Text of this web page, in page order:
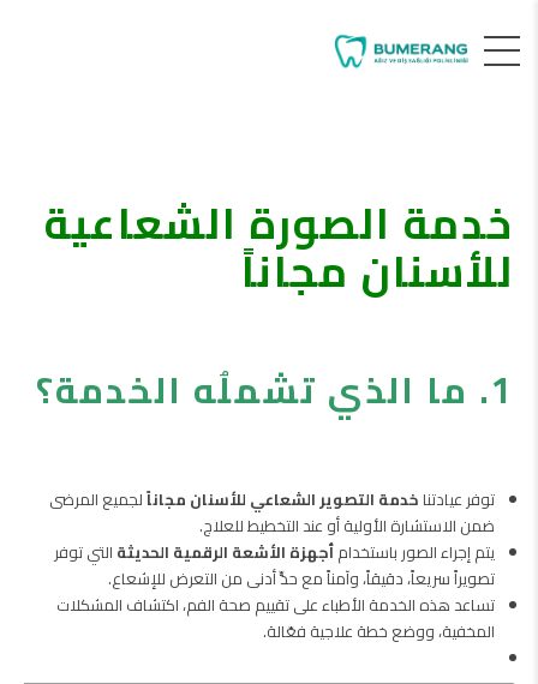
خدمة الصورة الشعاعية
للأسنان مجاناً
1. ما الذي تشملُه الخدمة؟
توفر عيادتنا خدمة التصوير الشعاعي للأسنان مجاناًلجميع المرضى
ضمن الاستشارة الأولية أو عند التخطيط للعلاج.
يتم إجراء الصور باستخدامأجهزة الأشعة الرقمية الحديثة التي توفر
تصويراً سريعاً، دقيقاً، وآمناً مع حدٍّ أدنى من التعرض للإشعاع.
تساعد هذه الخدمة الأطباء على تقييم صحة الفم، اكتشاف المشكلات
المخفية، ووضع خطة علاجية فعّالة.